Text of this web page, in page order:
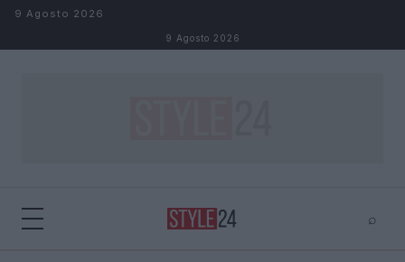
Salta al contenuto
9 Agosto 2026
9 Agosto 2026
⌕